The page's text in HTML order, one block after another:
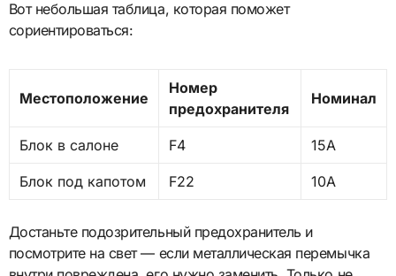
Вот небольшая таблица, которая поможет
сориентироваться:
Местоположение
Номер
предохранителя
Номинал
Блок в салоне F4 15А
Блок под капотом F22 10А
Достаньте подозрительный предохранитель и
посмотрите на свет — если металлическая перемычка